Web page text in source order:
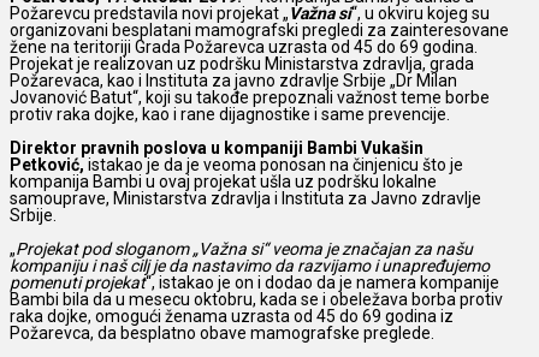
Požarevcu predstavila novi projekat „Važna si“, u okviru kojeg su
organizovani besplatani mamografski pregledi za zainteresovane
žene na teritoriji Grada Požarevca uzrasta od 45 do 69 godina.
Projekat je realizovan uz podršku Ministarstva zdravlja, grada
Požarevaca, kao i Instituta za javno zdravlje Srbije „Dr Milan
Jovanović Batut“, koji su takođe prepoznali važnost teme borbe
protiv raka dojke, kao i rane dijagnostike i same prevencije.
Direktor pravnih poslova u kompaniji Bambi Vukašin
Petković, istakao je da je veoma ponosan na činjenicu što je
kompanija Bambi u ovaj projekat ušla uz podršku lokalne
samouprave, Ministarstva zdravlja i Instituta za Javno zdravlje
Srbije.
„Projekat pod sloganom „Važna si“ veoma je značajan za našu
kompaniju i naš cilj je da nastavimo da razvijamo i unapređujemo
pomenuti projekat“, istakao je on i dodao da je namera kompanije
Bambi bila da u mesecu oktobru, kada se i obeležava borba protiv
raka dojke, omogući ženama uzrasta od 45 do 69 godina iz
Požarevca, da besplatno obave mamografske preglede.